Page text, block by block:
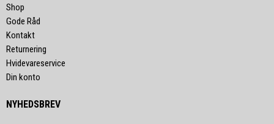
Shop
Gode Råd
Kontakt
Returnering
Hvidevareservice
Din konto
NYHEDSBREV